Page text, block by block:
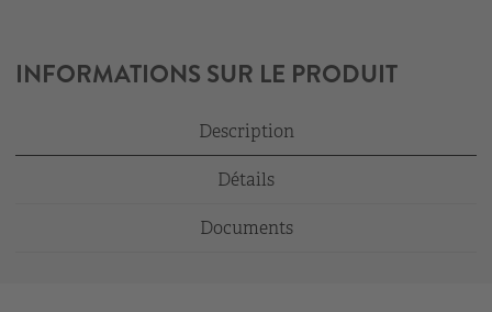
INFORMATIONS SUR LE PRODUIT
Description
Détails
Documents